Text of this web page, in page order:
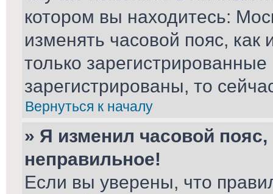
котором вы находитесь:
изменять часовой пояс, как
только
зарегистрированы, то
Вернуться к началу
» Я изменил часовой
неправильное!
Если вы уверены, что